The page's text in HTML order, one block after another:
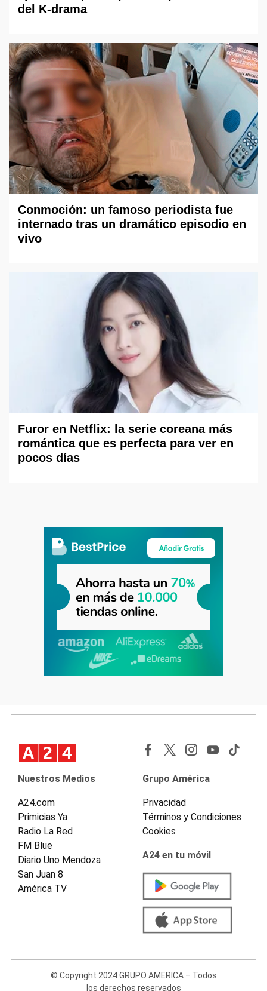
del K-drama
Conmoción: un famoso periodista fue
internado tras un dramático episodio en
vivo
Furor en Netflix: la serie coreana más
romántica que es perfecta para ver en
pocos días
Nuestros Medios
A24.com
Primicias Ya
Radio La Red
FM Blue
Diario Uno Mendoza
San Juan 8
América TV
Grupo América
Privacidad
Términos y Condiciones
Cookies
A24 en tu móvil
© Copyright 2024 GRUPO AMERICA – Todos
los derechos reservados